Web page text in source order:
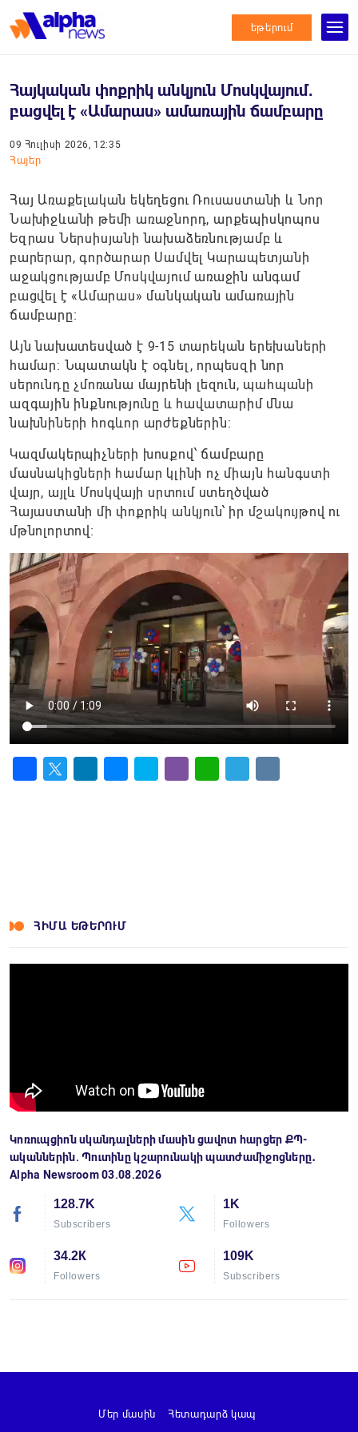
եթերում
Հայկական փոքրիկ անկյուն Մոսկվայում․
բացվել է «Ամարաս» ամառային ճամբարը
09 Հուլիսի 2026, 12:35
Հայեր
Հայ Առաքելական եկեղեցու Ռուսաստանի և Նոր
Նախիջևանի թեմի առաջնորդ, արքեպիսկոպոս
Եզրաս Ներսիսյանի նախաձեռնությամբ և
բարերար, գործարար Սամվել Կարապետյանի
աջակցությամբ Մոսկվայում առաջին անգամ
բացվել է «Ամարաս» մանկական ամառային
ճամբարը։
Այն նախատեսված է 9-15 տարեկան երեխաների
համար։ Նպատակն է օգնել, որպեսզի նոր
սերունդը չմոռանա մայրենի լեզուն, պահպանի
ազգային ինքնությունը և հավատարիմ մնա
նախնիների հոգևոր արժեքներին։
Կազմակերպիչների խոսքով՝ ճամբարը
մասնակիցների համար կլինի ոչ միայն հանգստի
վայր, այլև Մոսկվայի սրտում ստեղծված
Հայաստանի մի փոքրիկ անկյուն՝ իր մշակույթով ու
մթնոլորտով։
ՀԻՄԱ ԵԹԵՐՈՒՄ
Կոռուպցիոն սկանդալների մասին ցավոտ հարցեր ՔՊ-
ականներին. Պուտինը կշարունակի պատժամիջոցները․
Alpha Newsroom 03.08.2026
128.7K
Subscribers
1K
Followers
34.2К
Followers
109K
Subscribers
Մեր մասին Հետադարձ կապ